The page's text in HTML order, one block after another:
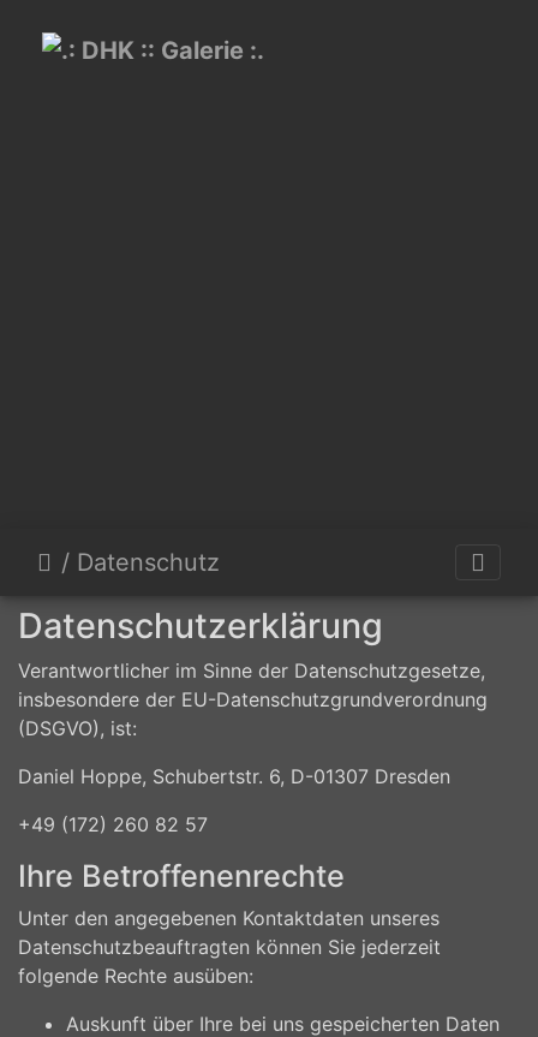
/ Datenschutz
Datenschutzerklärung
Verantwortlicher im Sinne der Datenschutzgesetze,
insbesondere der EU-Datenschutzgrundverordnung
(DSGVO), ist:
Daniel Hoppe, Schubertstr. 6, D-01307 Dresden
+49 (172) 260 82 57
Ihre Betroffenenrechte
Unter den angegebenen Kontaktdaten unseres
Datenschutzbeauftragten können Sie jederzeit
folgende Rechte ausüben:
Auskunft über Ihre bei uns gespeicherten Daten